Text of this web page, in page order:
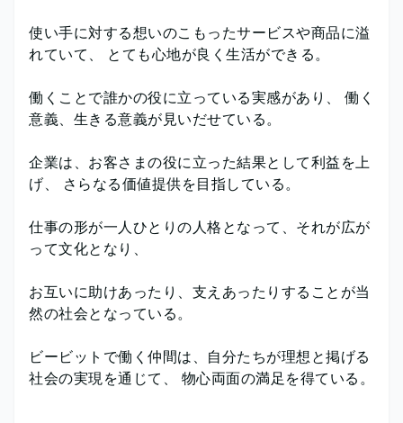
使い手に対する想いのこもったサービスや商品に溢
れていて、 とても心地が良く生活ができる。
働くことで誰かの役に立っている実感があり、 働く
意義、生きる意義が見いだせている。
企業は、お客さまの役に立った結果として利益を上
げ、 さらなる価値提供を目指している。
仕事の形が一人ひとりの人格となって、それが広が
って文化となり、
お互いに助けあったり、支えあったりすることが当
然の社会となっている。
ビービットで働く仲間は、自分たちが理想と掲げる
社会の実現を通じて、 物心両面の満足を得ている。